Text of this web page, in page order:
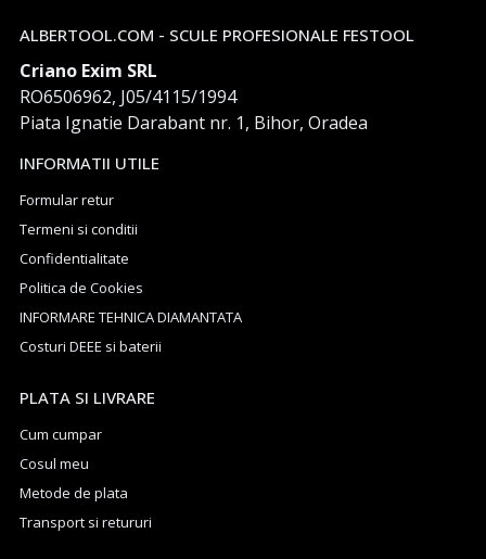
ALBERTOOL.COM - SCULE PROFESIONALE FESTOOL
Criano Exim SRL
RO6506962, J05/4115/1994
Piata Ignatie Darabant nr. 1, Bihor, Oradea
INFORMATII UTILE
Formular retur
Termeni si conditii
Confidentialitate
Politica de Cookies
INFORMARE TEHNICA DIAMANTATA
Costuri DEEE si baterii
PLATA SI LIVRARE
Cum cumpar
Cosul meu
Metode de plata
Transport si retururi